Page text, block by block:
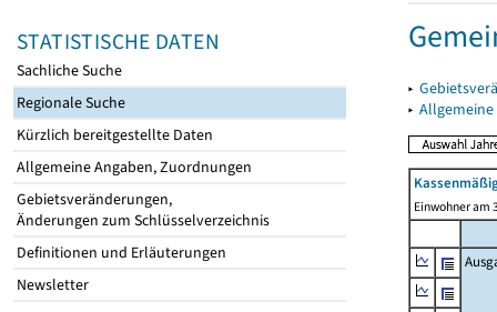
STATISTISCHE DATEN
Sachliche Suche
Regionale Suche
Kürzlich bereitgestellte Daten
Allgemeine Angaben, Zuordnungen
Gebietsveränderungen,
Änderungen zum Schlüsselverzeichnis
Definitionen und Erläuterungen
Newsletter
▸
▸
Einwohner am